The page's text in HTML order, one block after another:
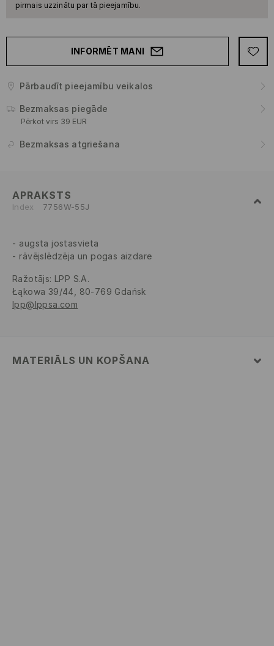
pirmais uzzinātu par tā pieejamību.
INFORMĒT MANI
Pārbaudīt pieejamību veikalos
Bezmaksas piegāde
Pērkot virs 39 EUR
Bezmaksas atgriešana
APRAKSTS
Index 7756W-55J
augsta jostasvieta
rāvējslēdzēja un pogas aizdare
Ražotājs: LPP S.A.
Łąkowa 39/44, 80-769 Gdańsk
lpp@lppsa.com
MATERIĀLS UN KOPŠANA